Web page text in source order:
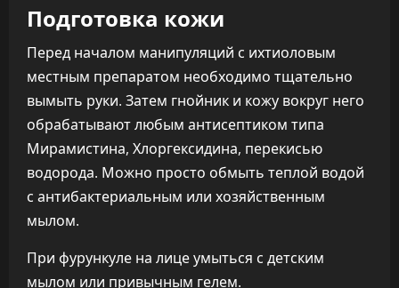
Подготовка кожи
Перед началом манипуляций с ихтиоловым
местным препаратом необходимо тщательно
вымыть руки. Затем гнойник и кожу вокруг него
обрабатывают любым антисептиком типа
Мирамистина, Хлоргексидина, перекисью
водорода. Можно просто обмыть теплой водой
с антибактериальным или хозяйственным
мылом.
При фурункуле на лице умыться с детским
мылом или привычным гелем.